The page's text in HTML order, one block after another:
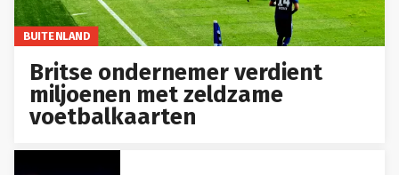
BUITENLAND
Britse ondernemer verdient
miljoenen met zeldzame
voetbalkaarten